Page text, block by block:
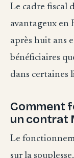
Le cadre fiscal
avantageux en
après huit ans
bénéficiaires
dans certaines
Comment
un contrat
Le
sur la